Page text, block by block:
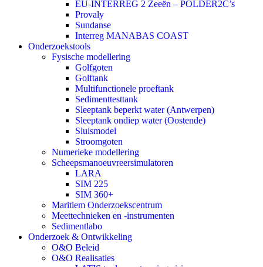
EU-INTERREG 2 Zeeën – POLDER2C’s
Provaly
Sundanse
Interreg MANABAS COAST
Onderzoekstools
Fysische modellering
Golfgoten
Golftank
Multifunctionele proeftank
Sedimenttesttank
Sleeptank beperkt water (Antwerpen)
Sleeptank ondiep water (Oostende)
Sluismodel
Stroomgoten
Numerieke modellering
Scheepsmanoeuvreersimulatoren
LARA
SIM 225
SIM 360+
Maritiem Onderzoekscentrum
Meettechnieken en -instrumenten
Sedimentlabo
Onderzoek & Ontwikkeling
O&O Beleid
O&O Realisaties